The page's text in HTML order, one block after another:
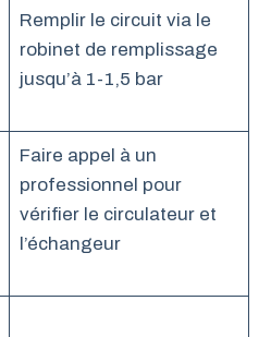
Remplir le circuit via le
robinet de remplissage
jusqu’à 1-1,5 bar
Faire appel à un
professionnel pour
vérifier le circulateur et
l’échangeur